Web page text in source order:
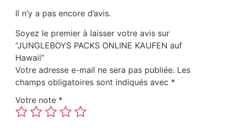
Il n’y a pas encore d’avis.
Soyez le premier à laisser votre avis sur
“JUNGLEBOYS PACKS ONLINE KAUFEN auf
Hawaii”
Votre adresse e-mail ne sera pas publiée. Les
champs obligatoires sont indiqués avec *
Votre note *